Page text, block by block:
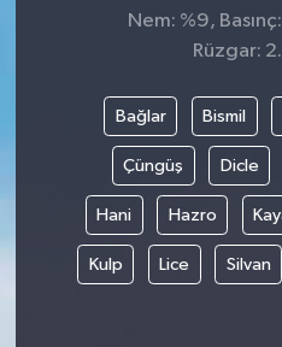
Nem: %9,
Rüzgar:
Bağlar Bismil
Çüngüş Dicle
Hani Hazro
Kulp Lice Silvan